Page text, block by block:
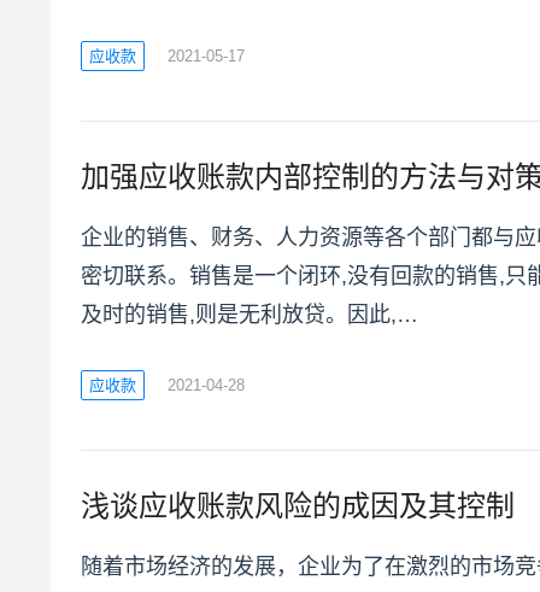
应收款 2021-05-17
加强应收账款内部控制的方法与对
企业的销售、财务、人力资源等各个部门都与
密切联系。销售是一个闭环,没有回款的销售,只
及时的销售,则是无利放贷。因此,…
应收款 2021-04-28
浅谈应收账款风险的成因及其控制
随着市场经济的发展，企业为了在激烈的市场